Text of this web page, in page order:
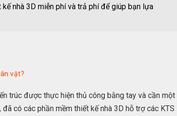
nhà 3D miễn phí và trả phí để giúp bạn lựa
vật?
trúc được thực hiện thủ công bằng tay và cần một
có các phần mềm thiết kế nhà 3D hỗ trợ các KTS